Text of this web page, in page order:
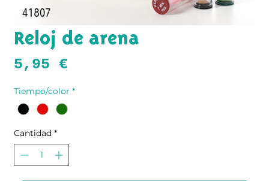
Reloj de arena
5,95 €
Tiempo/color *
Cantidad *